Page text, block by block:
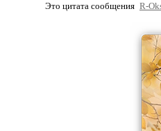
Это цитата сообщения R-